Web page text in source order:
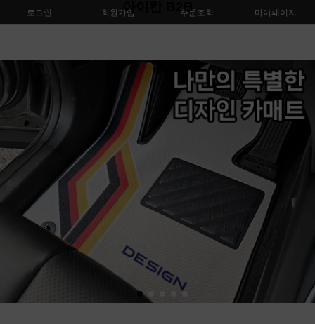
로그인 회원가입 주문조회 마이페이지
아이칸 B2B